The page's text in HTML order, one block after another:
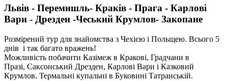
Львів - Перемишль- Краків - Прага - Карлові
Вари - Дрезден -Чеський Крумлов- Закопане
Розмірений тур для знайомства з Чехією і Польщею. Всього 5
днів і так багато вражень!
Можливість побачити Казімеж в Кракові, Градчани в
Празі, Саксонський Дрезден, Карлові Вари і Казковий
Крумлов. Термальні купальні в Буковині Татранській.